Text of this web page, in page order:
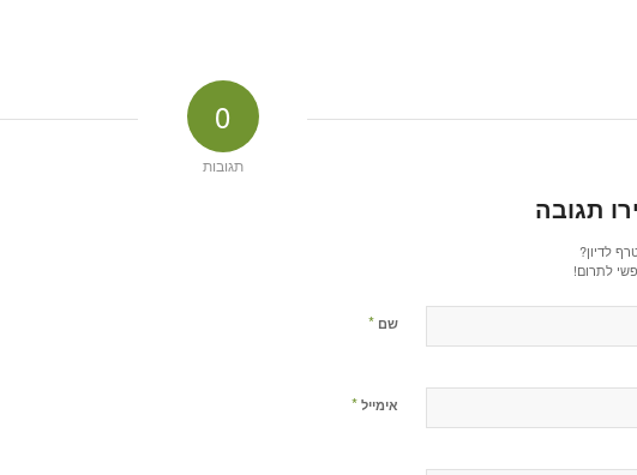
0
תגובות
תגובה
לדיון?
לתרום!
שם *
אימייל *